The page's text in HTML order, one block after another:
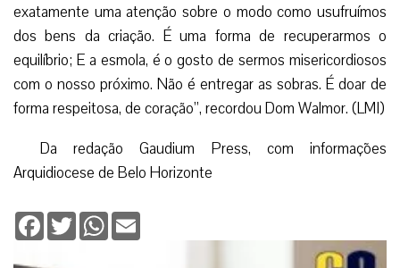
exatamente uma atenção sobre o modo como usufruímos
dos bens da criação. É uma forma de recuperarmos o
equilíbrio; E a esmola, é o gosto de sermos misericordiosos
com o nosso próximo. Não é entregar as sobras. É doar de
forma respeitosa, de coração”, recordou Dom Walmor. (LMI)
Da redação Gaudium Press, com informações
Arquidiocese de Belo Horizonte
Facebook
TwitterWhatsApp